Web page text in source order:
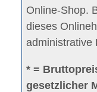
Online-Shop.
dieses
administrative
* =
gesetzlicher